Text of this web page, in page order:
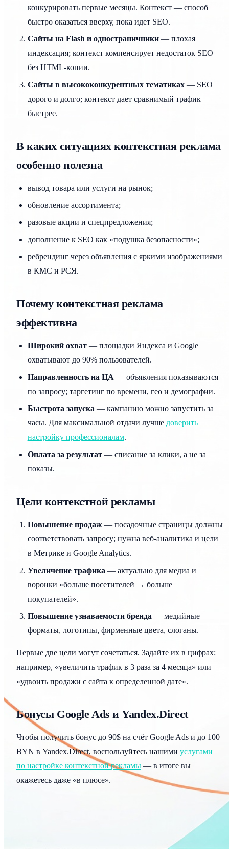
конкурировать первые месяцы. Контекст — способ
быстро оказаться вверху, пока идет SEO.
Сайты на Flash и одностраничники— плохая
индексация; контекст компенсирует недостаток SEO
без HTML-копии.
Сайты в высококонкурентных тематиках— SEO
дорого и долго; контекст дает сравнимый трафик
быстрее.
В каких ситуациях контекстная реклама
особенно полезна
вывод товара или услуги на рынок;
обновление ассортимента;
разовые акции и спецпредложения;
дополнение к SEO как «подушка безопасности»;
ребрендинг через объявления с яркими изображениями
в КМС и РСЯ.
Почему контекстная реклама
эффективна
Широкий охват— площадки Яндекса и Google
охватывают до 90% пользователей.
Направленность на ЦА — объявления показываются
по запросу; таргетинг по времени, гео и демографии.
Быстрота запуска — кампанию можно запустить за
часы. Для максимальной отдачи лучше доверить
настройку профессионалам.
Оплата за результат— списание за клики, а не за
показы.
Цели контекстной рекламы
Повышение продаж— посадочные страницы должны
соответствовать запросу; нужна веб-аналитика и цели
в Метрике и Google Analytics.
Увеличение трафика — актуально для медиа и
воронки «больше посетителей → больше
покупателей».
Повышение узнаваемости бренда — медийные
форматы, логотипы, фирменные цвета, слоганы.
Первые две цели могут сочетаться. Задайте их в цифрах:
например, «увеличить трафик в 3 раза за 4 месяца» или
«удвоить продажи с сайта к определенной дате».
Бонусы Google Ads и Yandex.Direct
Чтобы получить бонус до 90$ на счёт Google Ads и до 100
BYN в Yandex.Direct, воспользуйтесь нашими услугами
по настройке контекстной рекламы — в итоге вы
окажетесь даже «в плюсе».